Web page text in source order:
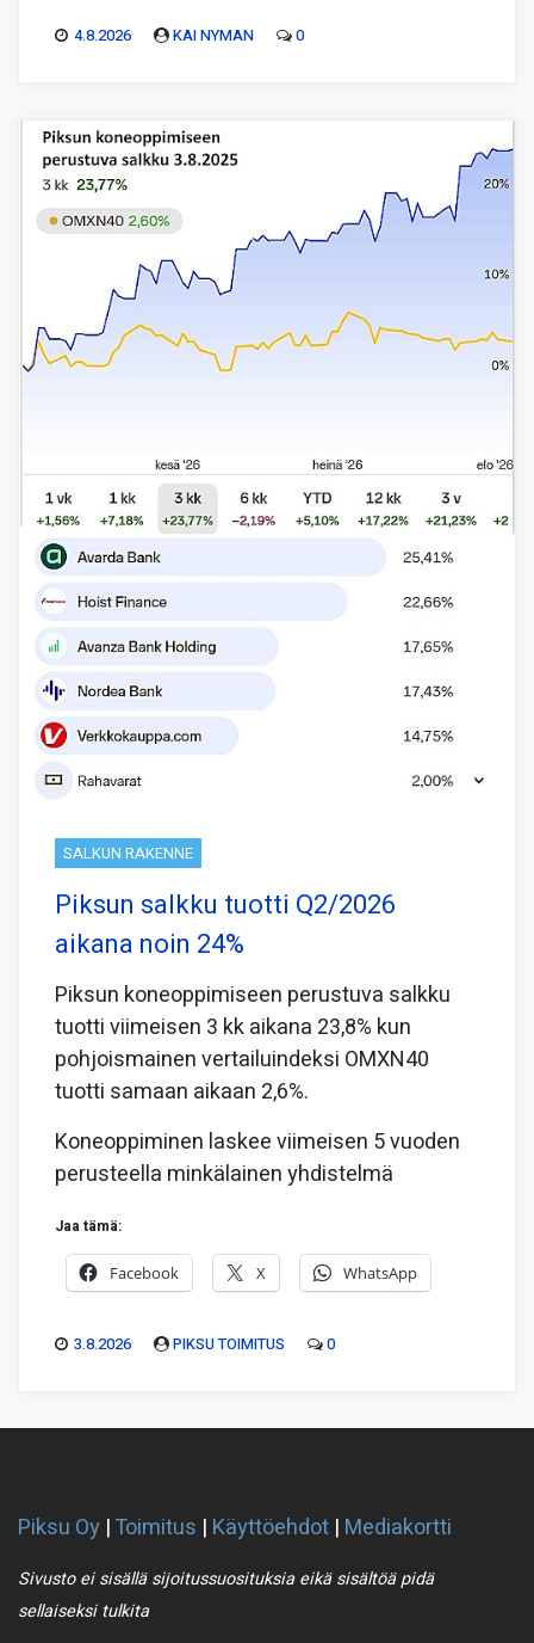
4.8.2026 KAI NYMAN 0
SALKUN RAKENNE
Piksun salkku tuotti Q2/2026
aikana noin 24%
Piksun koneoppimiseen perustuva salkku
tuotti viimeisen 3 kk aikana 23,8% kun
pohjoismainen vertailuindeksi OMXN40
tuotti samaan aikaan 2,6%.
Koneoppiminen laskee viimeisen 5 vuoden
perusteella minkälainen yhdistelmä
Jaa tämä:
Facebook X WhatsApp
3.8.2026 PIKSU TOIMITUS 0
Piksu Oy |Toimitus | Käyttöehdot | Mediakortti
Sivusto ei sisällä sijoitussuosituksia eikä sisältöä pidä
sellaiseksi tulkita